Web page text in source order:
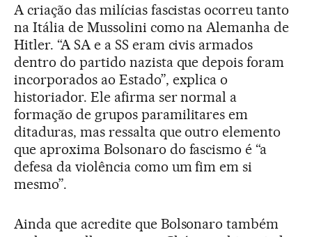
A criação das milícias fascistas ocorreu tanto
na Itália de Mussolini como na Alemanha de
Hitler. “A SA e a SS eram civis armados
dentro do partido nazista que depois foram
incorporados ao Estado”, explica o
historiador. Ele afirma ser normal a
formação de grupos paramilitares em
ditaduras, mas ressalta que outro elemento
que aproxima Bolsonaro do fascismo é “a
defesa da violência como um fim em si
mesmo”.
Ainda que acredite que Bolsonaro também